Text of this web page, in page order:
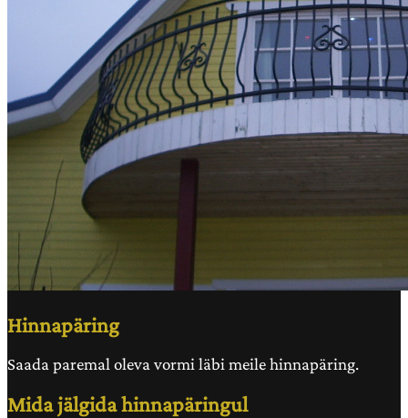
Hinnapäring
Saada paremal oleva vormi läbi meile hinnapäring.
Mida jälgida hinnapäringul